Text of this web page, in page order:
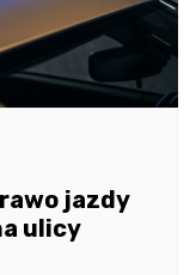
jazdy
ulicy